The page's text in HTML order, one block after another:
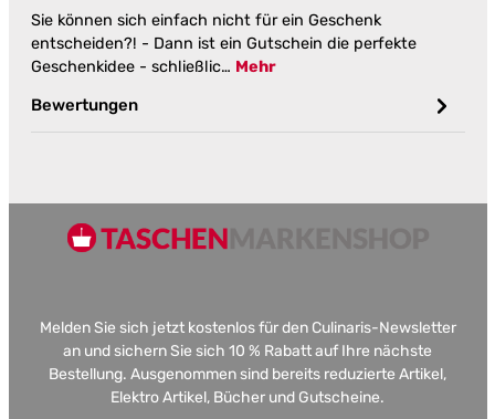
Sie können sich einfach nicht für ein Geschenk
entscheiden?! - Dann ist ein Gutschein die perfekte
Geschenkidee - schließlic… Mehr
Bewertungen
Melden Sie sich jetzt kostenlos für den Culinaris-Newsletter
an und sichern Sie sich 10 % Rabatt auf Ihre nächste
Bestellung. Ausgenommen sind bereits reduzierte Artikel,
Elektro Artikel, Bücher und Gutscheine.